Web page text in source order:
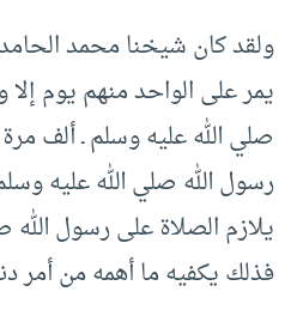
ولقد كان شيخنا محمد
يمر على الواحد منهم يوم
صلي الله عليه وسلم ـ ألف
رسول الله صلي الله عليه
يلازم الصلاة على رسول الله
فذلك يكفيه ما أهمه من أمر